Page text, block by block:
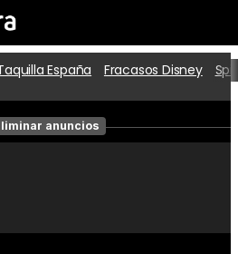
Cartelera
España Fracasos Disney
anuncios